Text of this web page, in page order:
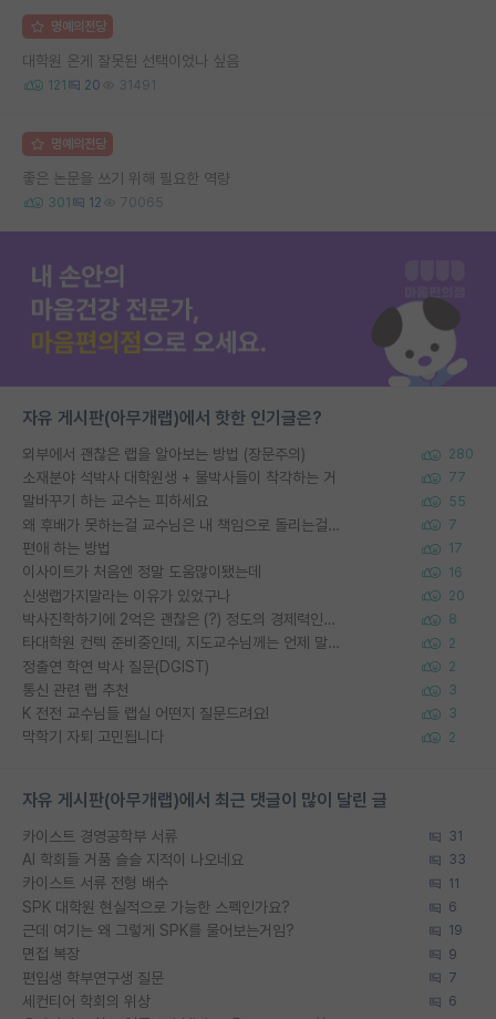
명예의전당
대학원 온게 잘못된 선택이었나 싶음
121 20 31491
명예의전당
좋은 논문을 쓰기 위해 필요한 역량
301 12 70065
자유 게시판(아무개랩)에서 핫한 인기글은?
외부에서 괜찮은 랩을 알아보는 방법 (장문주의) 280
소재분야 석박사 대학원생 + 물박사들이 착각하는 거 77
말바꾸기 하는 교수는 피하세요 55
왜 후배가 못하는걸 교수님은 내 책임으로 돌리는걸까요? 7
편애 하는 방법 17
이사이트가 처음엔 정말 도움많이됐는데 16
신생랩가지말라는 이유가 있었구나 20
박사진학하기에 2억은 괜찮은 (?) 정도의 경제력인가요 8
타대학원 컨텍 준비중인데, 지도교수님께는 언제 말씀드려야 할까요? 2
정출연 학연 박사 질문(DGIST) 2
통신 관련 랩 추천 3
K 전전 교수님들 랩실 어떤지 질문드려요! 3
막학기 자퇴 고민됩니다 2
자유 게시판(아무개랩)에서 최근 댓글이 많이 달린 글
카이스트 경영공학부 서류 31
AI 학회들 거품 슬슬 지적이 나오네요 33
카이스트 서류 전형 배수 11
SPK 대학원 현실적으로 가능한 스펙인가요? 6
근데 여기는 왜 그렇게 SPK를 물어보는거임? 19
면접 복장 9
편입생 학부연구생 질문 7
세컨티어 학회의 위상 6